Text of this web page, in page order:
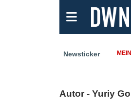
Newsticker
Autor - Yuriy